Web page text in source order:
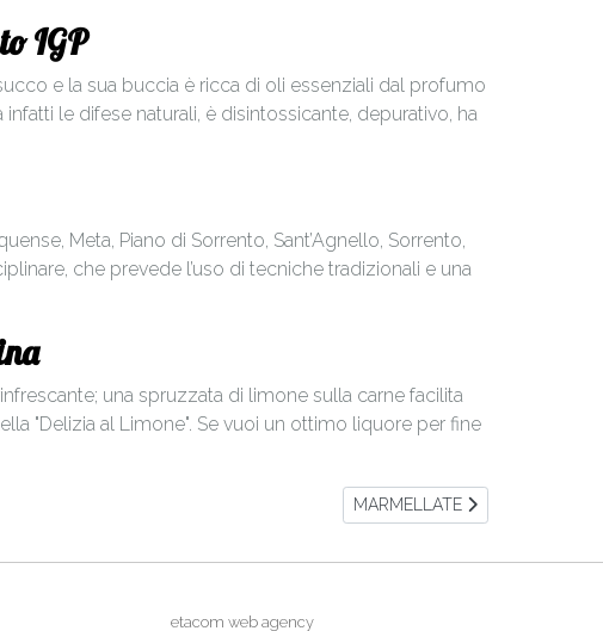
IGP
e la sua buccia è ricca di oli essenziali dal profumo
le difese naturali, è disintossicante, depurativo, ha
Meta, Piano di Sorrento, Sant’Agnello, Sorrento,
che prevede l’uso di tecniche tradizionali e una
una spruzzata di limone sulla carne facilita
"Delizia al Limone". Se vuoi un ottimo liquore per fine
Articolo successivo:
MARMELLATE
etacom web agency